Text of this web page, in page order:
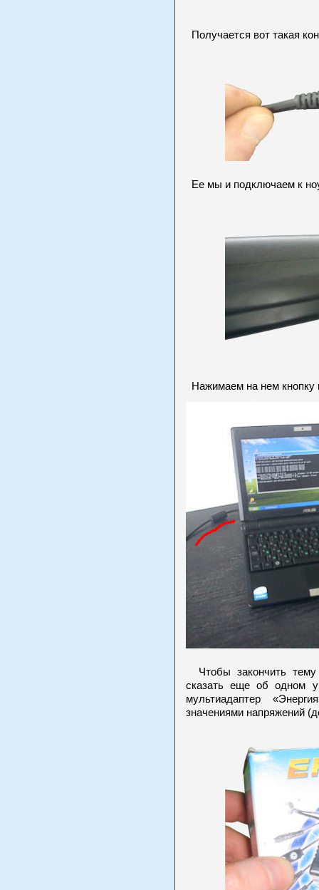
Получается вот такая
Ее мы и подключаем к
Нажимаем на нем кнопку
Чтобы закончить
сказать еще об одном
мультиадаптер
значениями напряжений